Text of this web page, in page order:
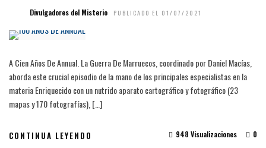
Divulgadores del Misterio PUBLICADO EL 01/07/2021
A Cien Años De Annual. La Guerra De Marruecos, coordinado por Daniel Macías,
aborda este crucial episodio de la mano de los principales especialistas en la
materia Enriquecido con un nutrido aparato cartográfico y fotográfico (23
mapas y 170 fotografías), […]
CONTINUA LEYENDO 0
948 Visualizaciones